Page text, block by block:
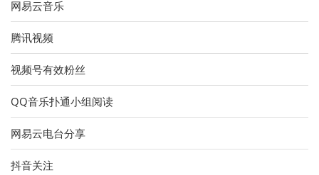
网易云音乐
腾讯视频
视频号有效粉丝
QQ音乐扑通小组阅读
网易云电台分享
抖音关注